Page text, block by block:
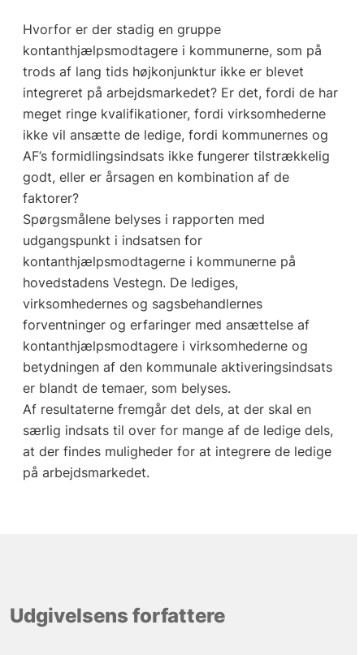
Hvorfor er der stadig en gruppe
kontanthjælpsmodtagere i kommunerne, som på
trods af lang tids højkonjunktur ikke er blevet
integreret på arbejdsmarkedet? Er det, fordi de har
meget ringe kvalifikationer, fordi virksomhederne
ikke vil ansætte de ledige, fordi kommunernes og
AF’s formidlingsindsats ikke fungerer tilstrækkelig
godt, eller er årsagen en kombination af de
faktorer?
Spørgsmålene belyses i rapporten med
udgangspunkt i indsatsen for
kontanthjælpsmodtagerne i kommunerne på
hovedstadens Vestegn. De lediges,
virksomhedernes og sagsbehandlernes
forventninger og erfaringer med ansættelse af
kontanthjælpsmodtagere i virksomhederne og
betydningen af den kommunale aktiveringsindsats
er blandt de temaer, som belyses.
Af resultaterne fremgår det dels, at der skal en
særlig indsats til over for mange af de ledige dels,
at der findes muligheder for at integrere de ledige
på arbejdsmarkedet.
Udgivelsens forfattere